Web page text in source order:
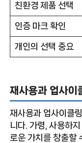
친환경 제품 선택
인증 마크 확인
개인의 선택 중요
재사용과 업사이
재사용과 업사이클
니다. 가령, 사용하
로운 가치를 창출할